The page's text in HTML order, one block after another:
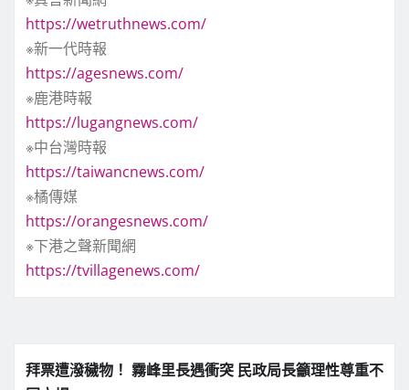
https://wetruthnews.com/
※新一代時報
https://agesnews.com/
※鹿港時報
https://lugangnews.com/
※中台灣時報
https://taiwancnews.com/
※橘傳媒
https://orangesnews.com/
※下港之聲新聞網
https://tvillagenews.com/
拜票遭潑穢物！ 霧峰里長遇衝突 民政局長籲理性尊重不